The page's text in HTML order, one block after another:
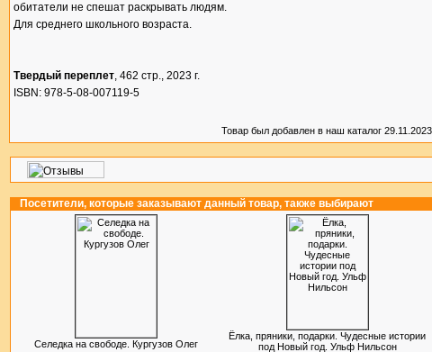
обитатели не спешат раскрывать людям.
Для среднего школьного возраста.
Твердый переплет, 462 стр., 2023 г.
ISBN: 978-5-08-007119-5
Товар был добавлен в наш каталог 29.11.2023.
Посетители, которые заказывают данный товар, также выбирают
Селедка на свободе. Кургузов Олег
Ёлка, пряники, подарки. Чудесные истории
под Новый год. Ульф Нильсон